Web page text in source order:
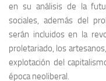
en su análisis de la
sociales, además del
serán incluidos en la
proletariado, los
explotación del
época neoliberal.